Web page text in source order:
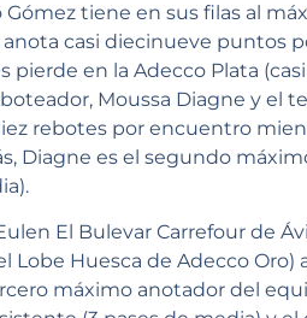
tiene en sus filas al
casi diecinueve puntos
pierde en la Adecco Plata
Moussa Diagne y el
rebotes por encuentro
Diagne es el segundo
El Bulevar Carrefour de
Lobe Huesca de Adecco
máximo anotador del